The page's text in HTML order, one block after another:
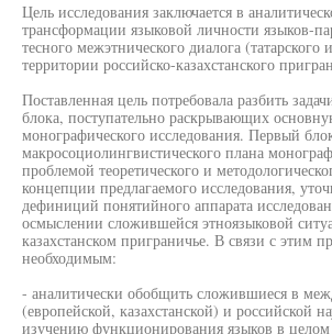
Цель исследования заключается в
трансформации языковой личности языков-
тесного межэтнического диалога (татарского
территории российско-казахстанского
Поставленная цель потребовала разбить
блока, поступательно раскрывающих
монографического исследования. Первый
макросоциолингвистического плана
проблемой теоретического и
концепции предлагаемого исследования,
дефиниций понятийного аппарата
осмыслении сложившейся этноязыковой
казахстанском приграничье. В связи с этим
необходимым:
- аналитически обобщить сложившиеся в
(европейской, казахстанской) и российской
изучению функционирования языков в